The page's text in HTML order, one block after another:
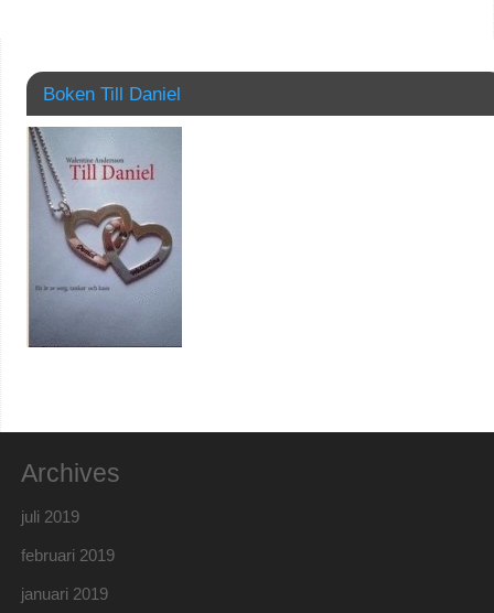
Boken Till Daniel
Archives
juli 2019
februari 2019
januari 2019